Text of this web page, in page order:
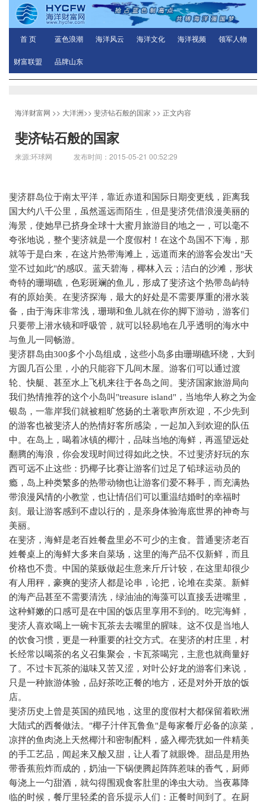
首 页 蓝色浪潮 海洋风云 海洋文化 海洋视频 领军人物
财富联盟 品牌山东
海洋财富网 >> 大洋洲>> 斐济钻石般的国家 >> 正文内容
斐济钻石般的国家
来源:环球网 发布时间：2015-05-21 00:52:29
斐济群岛位于南太平洋，靠近赤道和国际日期变更线，距离我
国大约八千公里，虽然遥远而陌生，但是斐济凭借浪漫美丽的
海景，使她早已挤身全球十大蜜月旅游目的地之一，可以毫不
夸张地说，整个斐济就是一个度假村！在这个岛国不下海，那
就等于是白来，在这片热带海滩上，远道而来的游客会发出"天
堂不过如此"的感叹。蓝天碧海，椰林入云；洁白的沙滩，形状
奇特的珊瑚礁，色彩斑斓的鱼儿，形成了斐济这个热带岛屿特
有的原始美。在斐济探海，最大的好处是不需要厚重的潜水装
备，由于海床非常浅，珊瑚和鱼儿就在你的脚下游动，游客们
只要带上潜水镜和呼吸管，就可以轻易地在几乎透明的海水中
与鱼儿一同畅游。
斐济群岛由300多个小岛组成，这些小岛多由珊瑚礁环绕，大到
方圆几百公里，小的只能容下几间木屋。游客们可以通过渡
轮、快艇、甚至水上飞机来往于各岛之间。斐济国家旅游局向
我们热情推荐的这个小岛叫 "treasure island" ，当地华人称之为金
银岛，一靠岸我们就被粗旷悠扬的土著歌声所欢迎，不少先到
的游客也被斐济人的热情好客所感染，一起加入到欢迎的队伍
中。在岛上，喝着冰镇的椰汁，品味当地的海鲜，再遥望远处
翻腾的海浪，你会发现时间过得如此之快。不过斐济好玩的东
西可远不止这些：扔椰子比赛让游客们过足了铅球运动员的
瘾，岛上种类繁多的热带动物也让游客们爱不释手，而充满热
带浪漫风情的小教堂，也让情侣们可以重温结婚时的幸福时
刻。最让游客感到不虚以行的，是亲身体验海底世界的神奇与
美丽。
在斐济，海鲜是老百姓餐盘里必不可少的主食。普通斐济老百
姓餐桌上的海鲜大多来自菜场，这里的海产品不仅新鲜，而且
价格也不贵。中国的菜贩做起生意来斤斤计较，在这里却很少
有人用秤，豪爽的斐济人都是论串，论把，论堆在卖菜。新鲜
的海产品甚至不需要清洗，绿油油的海藻可以直接丢进嘴里，
这种鲜嫩的口感可是在中国的饭店里享用不到的。吃完海鲜，
斐济人喜欢喝上一碗卡瓦茶去去嘴里的腥味。这不仅是当地人
的饮食习惯，更是一种重要的社交方式。在斐济的村庄里，村
长经常以喝茶的名义召集聚会，卡瓦茶喝完，主意也就商量好
了。不过卡瓦茶的滋味又苦又涩，对叶公好龙的游客们来说，
只是一种旅游体验，品好茶吃正餐的地方，还是对外开放的饭
店。
斐济历史上曾是英国的殖民地，这里的度假村大都保留着欧洲
大陆式的西餐做法。 "椰子汁伴瓦鲁鱼 "是每家餐厅必备的凉菜，
凉拌的鱼肉浇上天然椰汁和密制配料，盛入椰壳犹如一件精美
的手工艺品，闻起来又酸又甜，让人看了就眼馋。甜品是用热
带香蕉煎炸而成的，奶油一下锅便腾起阵阵惹味的香气，厨师
每浇上一勺甜酒，就勾得围观食客肚里的谗虫大动。当夜幕降
临的时候，餐厅里轻柔的音乐提示人们：正餐时间到了。在厨